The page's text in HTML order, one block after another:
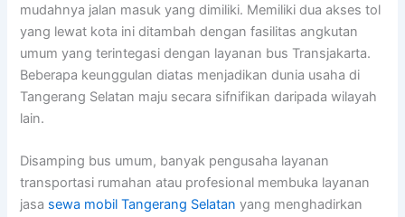
mudahnya jalan masuk yang dimiliki. Memiliki dua akses tol
yang lewat kota ini ditambah dengan fasilitas angkutan
umum yang terintegasi dengan layanan bus Transjakarta.
Beberapa keunggulan diatas menjadikan dunia usaha di
Tangerang Selatan maju secara sifnifikan daripada wilayah
lain.
Disamping bus umum, banyak pengusaha layanan
transportasi rumahan atau profesional membuka layanan
jasa sewa mobil Tangerang Selatan yang menghadirkan